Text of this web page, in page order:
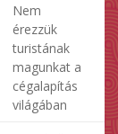
Nem
érezzük
turistának
magunkat a
cégalapítás
világában